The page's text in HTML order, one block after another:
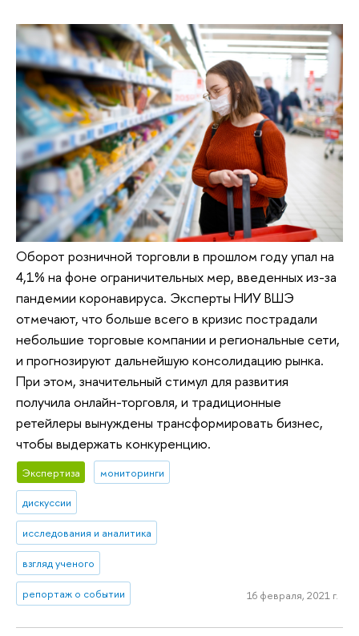
Оборот розничной торговли в прошлом году упал на
4,1% на фоне ограничительных мер, введенных из-за
пандемии коронавируса. Эксперты НИУ ВШЭ
отмечают, что больше всего в кризис пострадали
небольшие торговые компании и региональные сети,
и прогнозируют дальнейшую консолидацию рынка.
При этом, значительный стимул для развития
получила онлайн-торговля, и традиционные
ретейлеры вынуждены трансформировать бизнес,
чтобы выдержать конкуренцию.
Экспертиза мониторинги
дискуссии
исследования и аналитика
взгляд ученого
репортаж о событии 16 февраля, 2021 г.